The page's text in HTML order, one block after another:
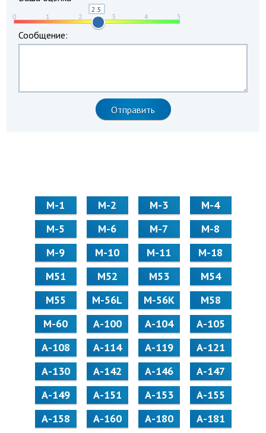
Сообщение:
М-1 М-2 М-3
М-4
М-5
М-6 М-7
М-8
М-9
М-10 М-11
М-18
М51
М52 М53
М54
М55
M-56L M-56K
М58
M-60
А-100 А-104
А-105
А-108
А-114 А-119
А-121
А-130
А-142 А-146
А-147
А-149
А-151 А-153
А-155
А-158
А-160 А-180
А-181